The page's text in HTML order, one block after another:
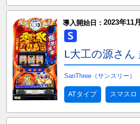
導入開始日： 2023年11
L大工の源さん
SanThree（サンスリー）
ATタイプ スマスロ